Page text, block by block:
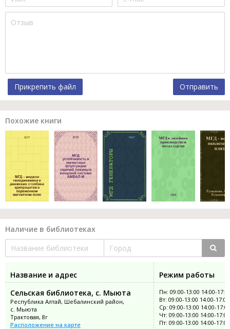
Прикрепить файл Отправить
Похожие книги
Наличие в библиотеках
Название и адрес
Режим работы
Сельская библиотека, с. Мыюта
Республика Алтай, Шебалинский район,
с. Мыюта
Трактовая, 8г
Расположение на карте
Пн: 09:00-13:00 14:00-
Вт: 09:00-13:00 14:00-17:00
Ср: 09:00-13:00 14:00-17:00
Чт: 09:00-13:00 14:00-17:00
Пт: 09:00-13:00 14:00-17:00